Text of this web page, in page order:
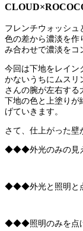
フレンチウォッシュ
色の差から濃淡を作
み合わせで濃淡をコ
今回は下地をレイン
かないうちにムスリ
さんの腕が左右する
下地の色と上塗りが
げていきます。
さて、仕上がった壁
◆◆◆外光のみの
◆◆◆外光と照明と
◆◆◆照明のみを点